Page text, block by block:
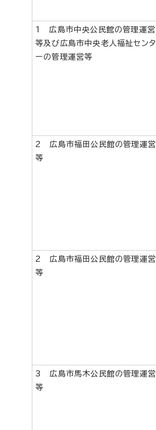
1 広島市中央公民館の管理運営
等及び広島市中央老人福祉センタ
ーの管理運営等
2 広島市福田公民館の管理運営
等
2 広島市福田公民館の管理運営
等
3 広島市馬木公民館の管理運営
等